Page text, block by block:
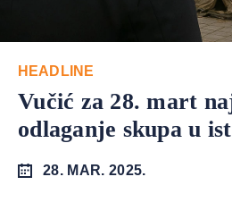
HEADLINE
Vučić za 28. mart
odlaganje skupa u
28. MAR. 2025.